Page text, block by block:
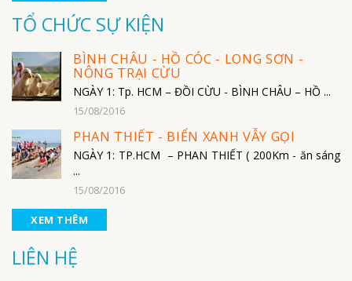
TỔ CHỨC SỰ KIỆN
BÌNH CHÂU - HỒ CÓC - LONG SƠN -
NÔNG TRẠI CỪU
NGÀY 1: Tp. HCM – ĐỒI CỪU - BÌNH CHÂU – HỒ ...
15/08/2016
PHAN THIẾT - BIỂN XANH VẪY GỌI
NGÀY 1: TP.HCM – PHAN THIẾT ( 200Km - ăn sáng
...
15/08/2016
XEM THÊM
LIÊN HỆ